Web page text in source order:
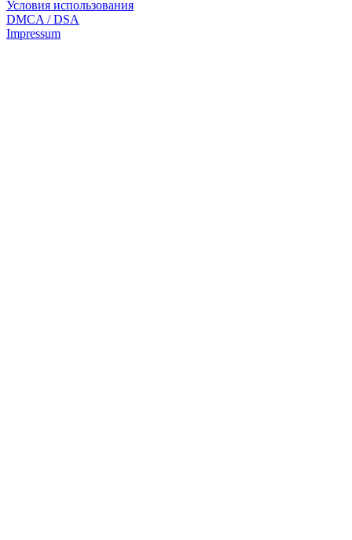
Условия использования
DMCA / DSA
Impressum